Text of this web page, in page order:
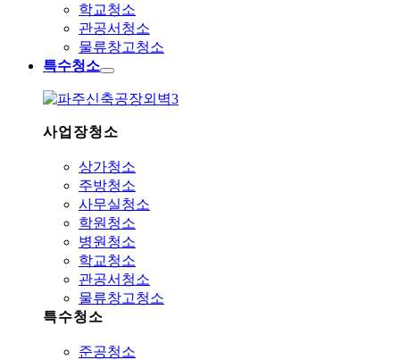
학교청소
관공서청소
물류창고청소
특수청소
사업장청소
상가청소
주방청소
사무실청소
학원청소
병원청소
학교청소
관공서청소
물류창고청소
특수청소
준공청소